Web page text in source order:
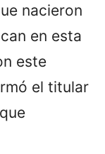
nacieron
en esta
este
el titular